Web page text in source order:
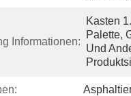
Informationen:
Kasten
Palette,
Und